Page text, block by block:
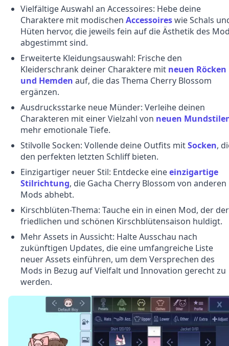
Vielfältige Auswahl an Accessoires: Hebe deine
Charaktere mit modischen Accessoireswie Schals
Hüten hervor, die jeweils fein auf die Ästhetik des
abgestimmt sind.
Erweiterte Kleidungsauswahl: Frische den
Kleiderschrank deiner Charaktere mit neuen Röcken
und Hemden auf, die das Thema Cherry Blossom
ergänzen.
Ausdrucksstarke neue Münder: Verleihe deinen
Charakteren mit einer Vielzahl von neuen
mehr emotionale Tiefe.
Stilvolle Socken: Vollende deine Outfits mitSocken,
den perfekten letzten Schliff bieten.
Einzigartiger neuer Stil: Entdecke eineeinzigartige
Stilrichtung, die Gacha Cherry Blossom von anderen
Mods abhebt.
Kirschblüten-Thema: Tauche ein in einen Mod, der der
friedlichen und schönen Kirschblütensaison huldigt.
Mehr Assets in Aussicht: Halte Ausschau nach
zukünftigen Updates, die eine umfangreiche Liste
neuer Assets einführen, um dem Versprechen des
Mods in Bezug auf Vielfalt und Innovation gerecht zu
werden.